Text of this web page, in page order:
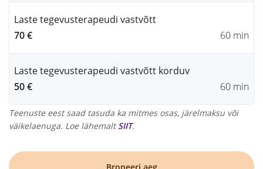
Laste tegevusterapeudi vastvõtt
70 €
60 min
Laste tegevusterapeudi vastvõtt korduv
50 €
60 min
Teenuste eest saad tasuda ka mitmes osas, järelmaksu või
väikelaenuga. Loe lähemaltSIIT.